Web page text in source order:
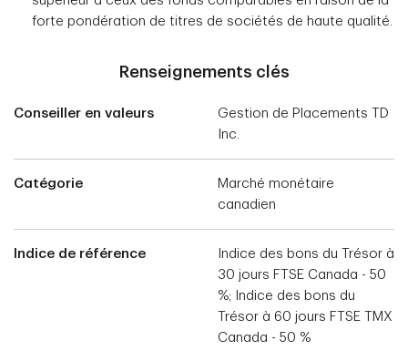
forte pondération de titres de sociétés de haute qualité.
Renseignements clés
Conseiller en valeurs
Gestion de Placements TD
Inc.
Catégorie
Marché monétaire
canadien
Indice de référence
Indice des bons du Trésor à
30 jours FTSE Canada - 50
%; Indice des bons du
Trésor à 60 jours FTSE TMX
Canada - 50 %